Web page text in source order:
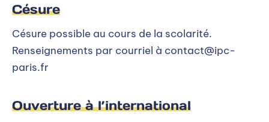
Césure
Césure possible au cours de la scolarité.
Renseignements par courriel à contact@ipc-
paris.fr
Ouverture à l’international